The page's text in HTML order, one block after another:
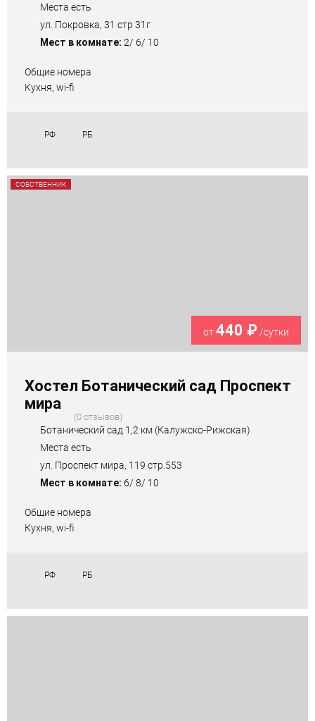
Места есть
ул. Покровка, 31 стр 31г
Мест в комнате: 2/ 6/ 10
Общие номера
Кухня, wi-fi
РФ РБ
от440 ₽/сутки
Хостел Ботанический сад Проспект
мира
0 отзывов
Ботанический сад 1,2 км (Калужско-Рижская)
Места есть
ул. Проспект мира, 119 стр.553
Мест в комнате: 6/ 8/ 10
Общие номера
Кухня, wi-fi
РФ РБ
СОБСТВЕННИК